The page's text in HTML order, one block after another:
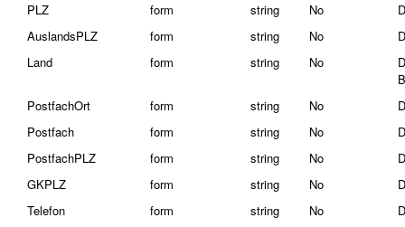
PLZ
form string No
AuslandsPLZ
form string No
Land
form string No
PostfachOrt
form string No
Postfach
form string No
PostfachPLZ
form string No
GKPLZ
form string No
Telefon
form string No